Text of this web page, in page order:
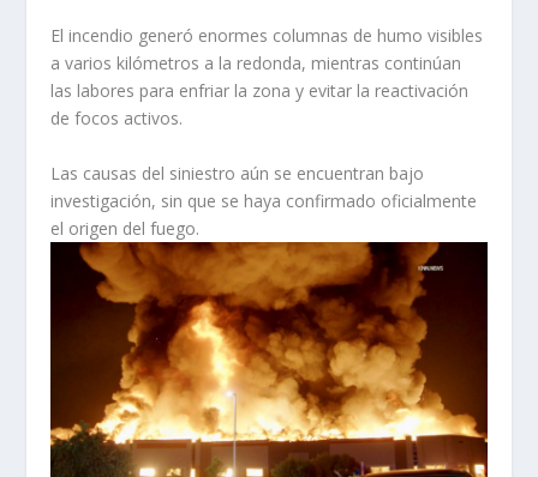
El incendio generó enormes columnas de humo visibles
a varios kilómetros a la redonda, mientras continúan
las labores para enfriar la zona y evitar la reactivación
de focos activos.
Las causas del siniestro aún se encuentran bajo
investigación, sin que se haya confirmado oficialmente
el origen del fuego.